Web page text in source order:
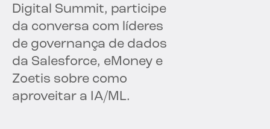
Digital Summit, participe
da conversa com líderes
de governança de dados
da Salesforce, eMoney e
Zoetis sobre como
aproveitar a IA/ML.